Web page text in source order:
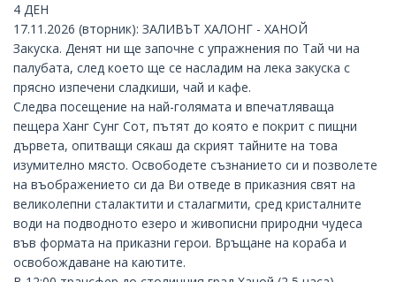
4 ДЕН
17.11.2026 (вторник): ЗАЛИВЪТ ХАЛОНГ - ХАНОЙ
Закуска. Денят ни ще започне с упражнения по Тай чи на
палубата, след което ще се насладим на лека закуска с
прясно изпечени сладкиши, чай и кафе.
Следва посещение на най-голямата и впечатляваща
пещера Ханг Сунг Сот, пътят до която е покрит с пищни
дървета, опитващи сякаш да скрият тайните на това
изумително място. Освободете съзнанието си и позволете
на въображението си да Ви отведе в приказния свят на
великолепни сталактити и сталагмити, сред кристалните
води на подводното езеро и живописни природни чудеса
във формата на приказни герои. Връщане на кораба и
освобождаване на каютите.